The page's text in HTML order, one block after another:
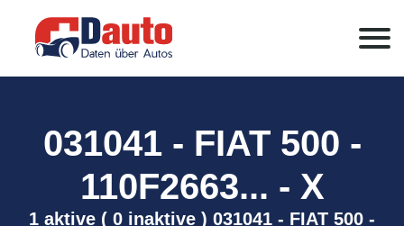
031041 - FIAT 500 -
110F2663... - X
1 aktive ( 0 inaktive ) 031041 - FIAT 500 -